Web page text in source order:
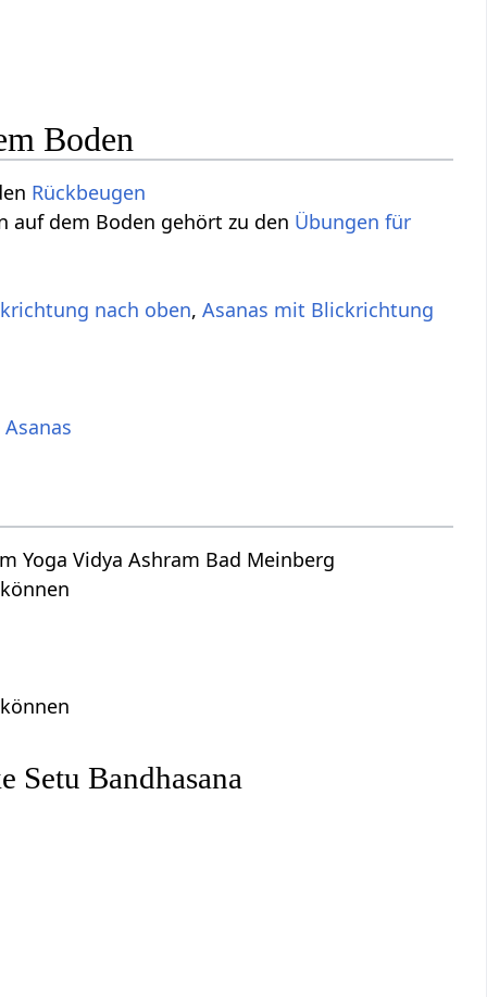
Boden
Rückbeugen
auf dem Boden gehört zu den Übungen für
nach oben,Asanas mit Blickrichtung
Yoga Vidya Ashram Bad Meinberg
Setu Bandhasana